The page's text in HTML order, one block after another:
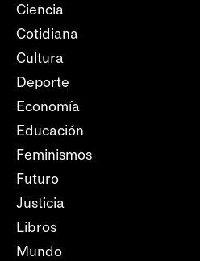
Ciencia
Cotidiana
Cultura
Deporte
Economía
Educación
Feminismos
Futuro
Justicia
Libros
Mundo